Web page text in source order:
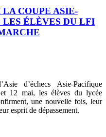
LA COUPE ASIE-
LES ÉLÈVES DU LFI
d’échecs Asie-Pacifique
12 mai, les élèves du lycée
une nouvelle fois, leur
esprit de dépassement.